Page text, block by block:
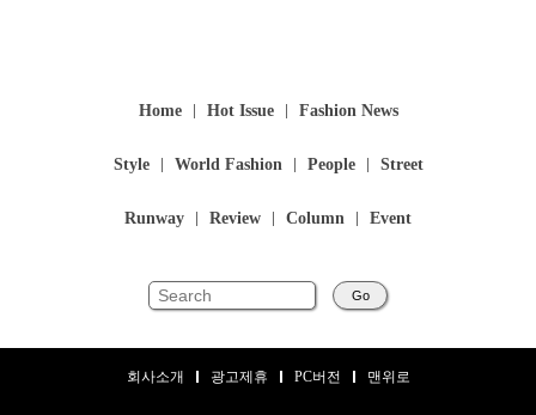
Home Hot Issue Fashion News
Style World Fashion People Street
Runway Review Column Event
Go
회사소개 광고제휴 PC버전 맨위로